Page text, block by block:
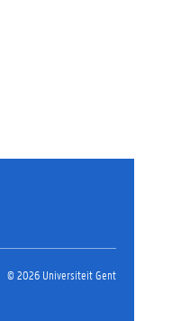
© 2026 Universiteit Gent